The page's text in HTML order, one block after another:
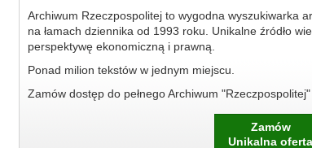
Archiwum Rzeczpospolitej to wygodna wyszukiwarka
na łamach dziennika od 1993 roku. Unikalne źródło
perspektywę ekonomiczną i prawną.
Ponad milion tekstów w jednym miejscu.
Zamów dostęp do pełnego Archiwum "Rzeczpospolitej"
Zamów
Unikalna oferta